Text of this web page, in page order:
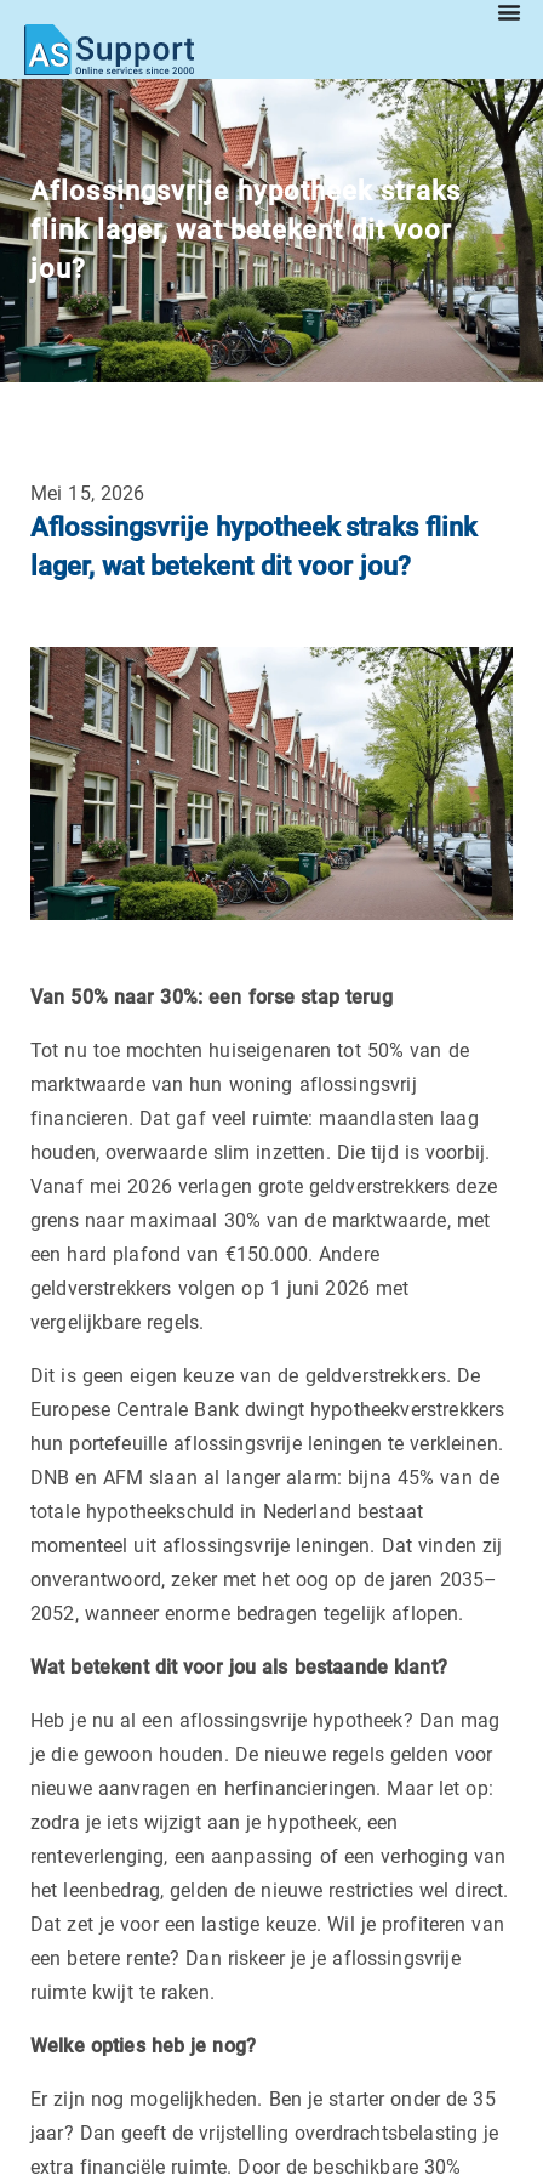
Aflossingsvrije hypotheek straks
flink lager, wat betekent dit voor
jou?
Mei 15, 2026
Aflossingsvrije hypotheek straks flink
lager, wat betekent dit voor jou?
Van 50% naar 30%: een forse stap terug
Tot nu toe mochten huiseigenaren tot 50% van de
marktwaarde van hun woning aflossingsvrij
financieren. Dat gaf veel ruimte: maandlasten laag
houden, overwaarde slim inzetten. Die tijd is voorbij.
Vanaf mei 2026 verlagen grote geldverstrekkers deze
grens naar maximaal 30% van de marktwaarde, met
een hard plafond van €150.000. Andere
geldverstrekkers volgen op 1 juni 2026 met
vergelijkbare regels.
Dit is geen eigen keuze van de geldverstrekkers. De
Europese Centrale Bank dwingt hypotheekverstrekkers
hun portefeuille aflossingsvrije leningen te verkleinen.
DNB en AFM slaan al langer alarm: bijna 45% van de
totale hypotheekschuld in Nederland bestaat
momenteel uit aflossingsvrije leningen. Dat vinden zij
onverantwoord, zeker met het oog op de jaren 2035–
2052, wanneer enorme bedragen tegelijk aflopen.
Wat betekent dit voor jou als bestaande klant?
Heb je nu al een aflossingsvrije hypotheek? Dan mag
je die gewoon houden. De nieuwe regels gelden voor
nieuwe aanvragen en herfinancieringen. Maar let op:
zodra je iets wijzigt aan je hypotheek, een
renteverlenging, een aanpassing of een verhoging van
het leenbedrag, gelden de nieuwe restricties wel direct.
Dat zet je voor een lastige keuze. Wil je profiteren van
een betere rente? Dan riskeer je je aflossingsvrije
ruimte kwijt te raken.
Welke opties heb je nog?
Er zijn nog mogelijkheden. Ben je starter onder de 35
jaar? Dan geeft de vrijstelling overdrachtsbelasting je
extra financiële ruimte. Door de beschikbare 30%